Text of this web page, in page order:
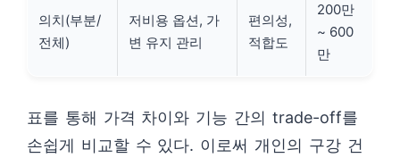
의치(부분/
전체)
저비용 옵션, 가
변 유지 관리
편의성,
적합도
200만
~ 600
만
표를 통해 가격 차이와 기능 간의 trade-off를
손쉽게 비교할 수 있다. 이로써 개인의 구강 건